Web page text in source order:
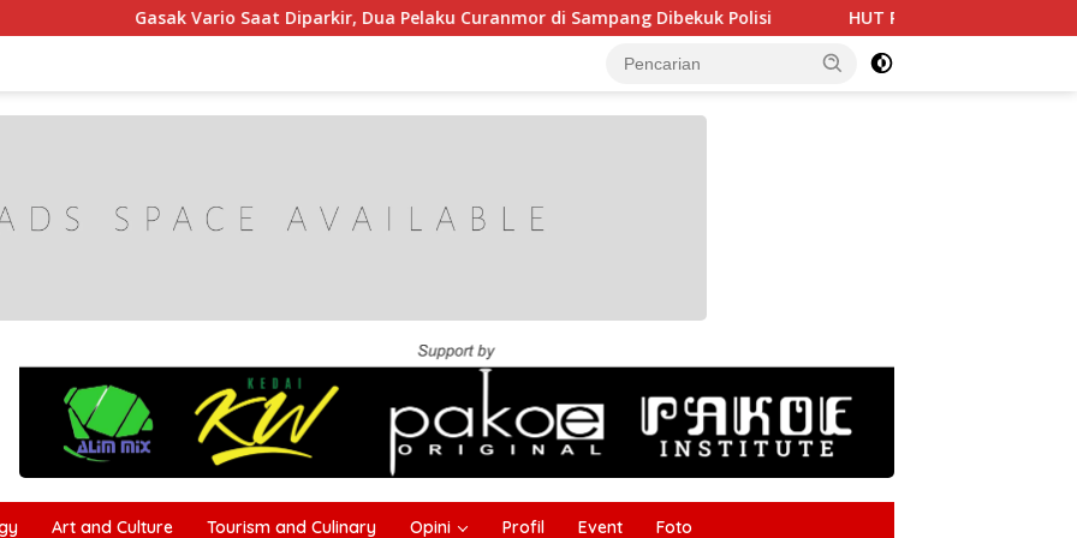
Saat Diparkir, Dua Pelaku Curanmor di Sampang Dibekuk Polisi HUT RI ke-81 Makin Semarak, Dharma Wanita
Art and Culture Tourism and Culinary Opini Profil Event Foto